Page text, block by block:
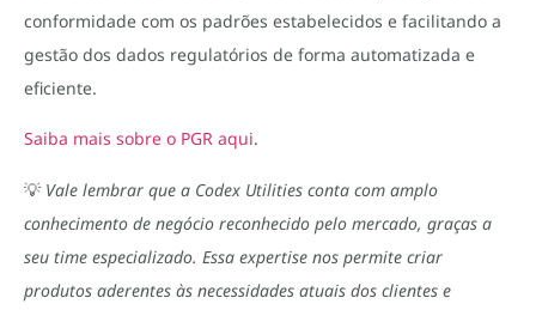
conformidade com os padrões estabelecidos e facilitando a
gestão dos dados regulatórios de forma automatizada e
eficiente.
Saiba mais sobre o PGR aqui.
💡 Vale lembrar que a Codex Utilities conta com amplo
conhecimento de negócio reconhecido pelo mercado, graças a
seu time especializado. Essa expertise nos permite criar
produtos aderentes às necessidades atuais dos clientes e